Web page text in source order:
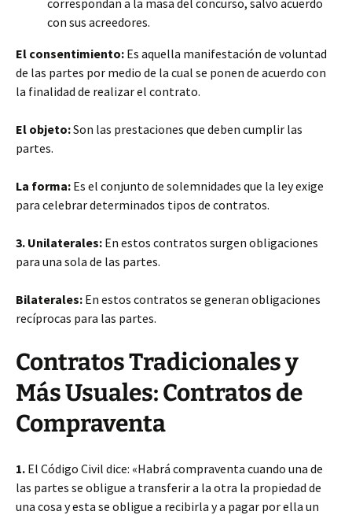
correspondan a la masa del concurso, salvo acuerdo
con sus acreedores.
El consentimiento: Es aquella manifestación de voluntad
de las partes por medio de la cual se ponen de acuerdo con
la finalidad de realizar el contrato.
El objeto:Son las prestaciones que deben cumplir las
partes.
La forma: Es el conjunto de solemnidades que la ley exige
para celebrar determinados tipos de contratos.
3. Unilaterales: En estos contratos surgen obligaciones
para una sola de las partes.
Bilaterales: En estos contratos se generan obligaciones
recíprocas para las partes.
Contratos Tradicionales y
Más Usuales: Contratos de
Compraventa
1. El Código Civil dice: «Habrá compraventa cuando una de
las partes se obligue a transferir a la otra la propiedad de
una cosa y esta se obligue a recibirla y a pagar por ella un